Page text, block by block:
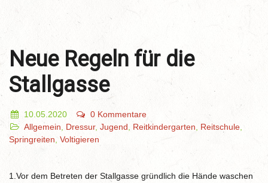
Neue Regeln für die
Stallgasse
10.05.2020
0 Kommentare
Allgemein
Dressur, Jugend Reitkindergarten Reitschule
Springreiten Voltigieren
1.Vor dem Betreten der Stallgasse gründlich die Hände waschen